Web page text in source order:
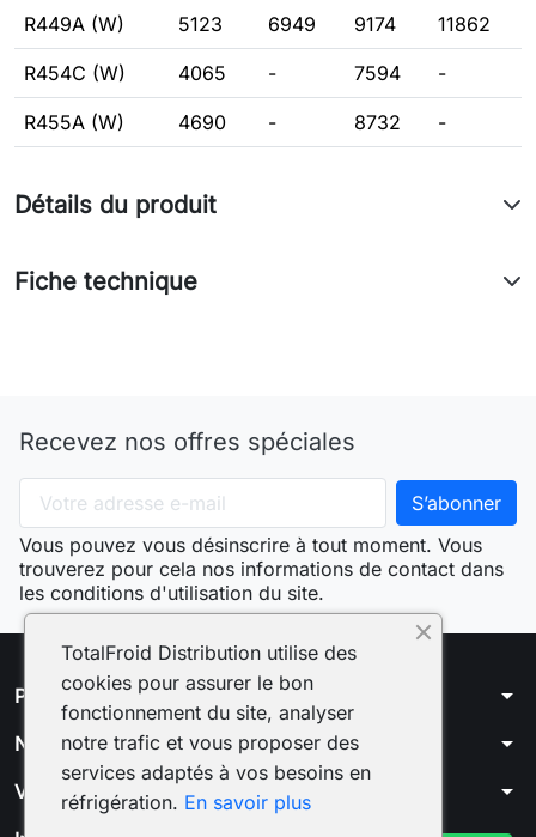
R449A (W) 5123 6949 9174 11862
R454C (W) 4065 - 7594 -
R455A (W) 4690 - 8732 -
Détails du produit
Fiche technique
Recevez nos offres spéciales
Vous pouvez vous désinscrire à tout moment. Vous
trouverez pour cela nos informations de contact dans
les conditions d'utilisation du site.
Produits arrow_drop_down
Notre société arrow_drop_down
Votre compte arrow_drop_down
TotalFroid Distribution utilise des
cookies pour assurer le bon
fonctionnement du site, analyser
notre trafic et vous proposer des
services adaptés à vos besoins en
réfrigération. En savoir plus